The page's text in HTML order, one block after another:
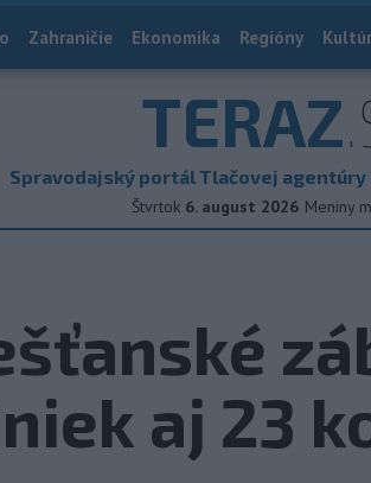
Zahraničie Ekonomika Regióny
TERAZ
Spravodajský portál Tlačovej
Štvrtok 6. august 2026 Meniny
aj 23